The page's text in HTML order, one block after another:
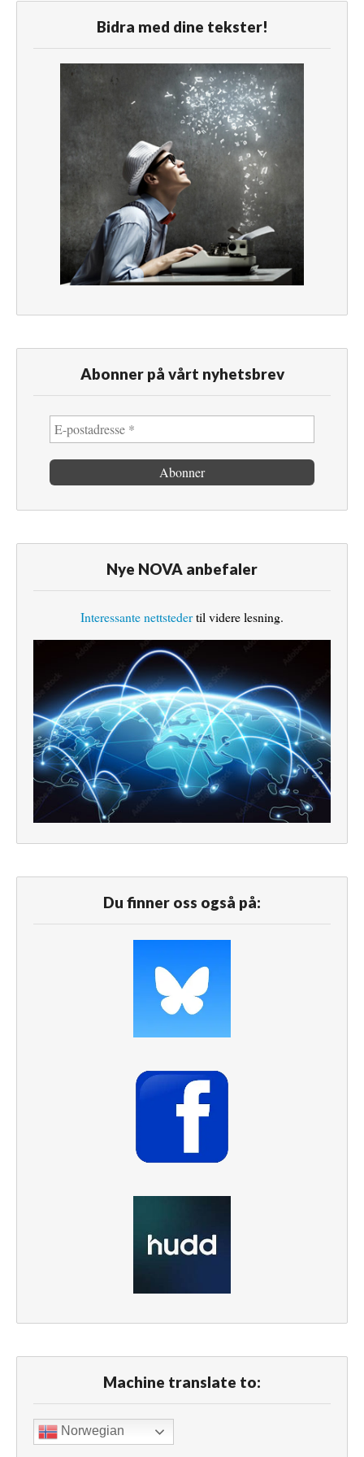
Bidra med dine tekster!
Abonner på vårt nyhetsbrev
Nye NOVA anbefaler
Interessante nettstedertil videre lesning.
Du finner oss også på:
Machine translate to:
Norwegian